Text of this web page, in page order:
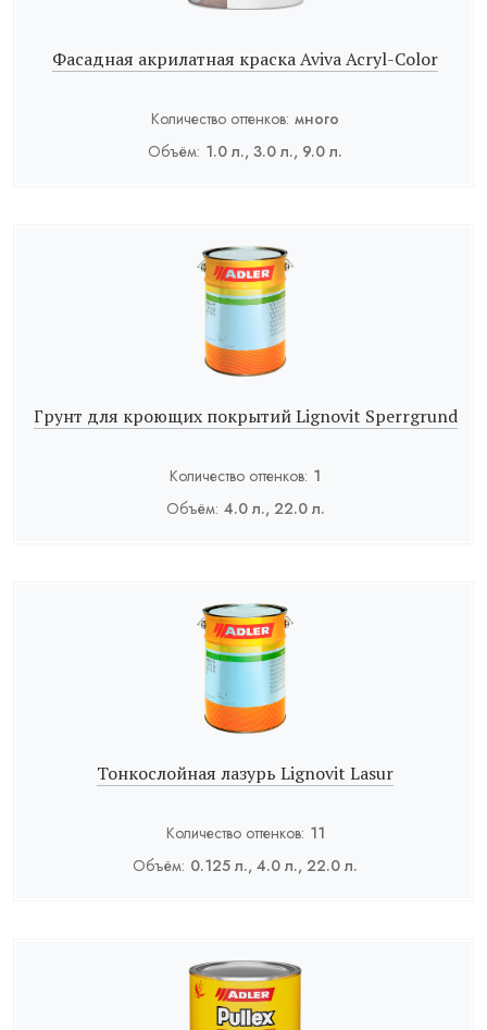
Фасадная акрилатная краска Aviva Acryl-Color
Количество оттенков: много
Объём: 1.0 л., 3.0 л., 9.0 л.
Грунт для кроющих покрытий Lignovit Sperrgrund
Количество оттенков: 1
Объём: 4.0 л., 22.0 л.
Тонкослойная лазурь Lignovit Lasur
Количество оттенков: 11
Объём: 0.125 л., 4.0 л., 22.0 л.